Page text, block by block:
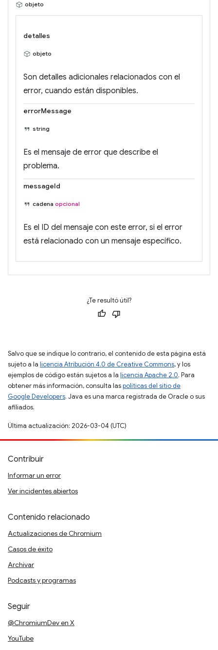
objeto
detalles
objeto
Son detalles adicionales relacionados con el
error, cuando están disponibles.
errorMessage
string
Es el mensaje de error que describe el
problema.
messageId
cadena opcional
Es el ID del mensaje con este error, si el error
está relacionado con un mensaje específico.
¿Te resultó útil?
Salvo que se indique lo contrario, el contenido de esta página está
sujeto a la licencia Atribución 4.0 de Creative Commons, y los
ejemplos de código están sujetos a la licencia Apache 2.0. Para
obtener más información, consulta laspolíticas del sitio de
Google Developers. Java es una marca registrada de Oracle o sus
afiliados.
Última actualización: 2026-03-04 (UTC)
Contribuir
Informar un error
Ver incidentes abiertos
Contenido relacionado
Actualizaciones de Chromium
Casos de éxito
Archivar
Podcasts y programas
Seguir
@ChromiumDev en X
YouTube